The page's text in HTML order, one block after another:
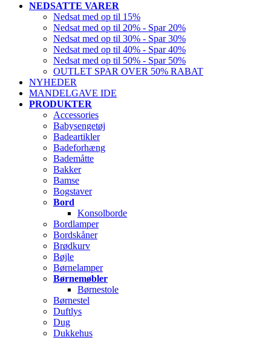
NEDSATTE VARER
Nedsat med op til 15%
Nedsat med op til 20% - Spar 20%
Nedsat med op til 30% - Spar 30%
Nedsat med op til 40% - Spar 40%
Nedsat med op til 50% - Spar 50%
OUTLET SPAR OVER 50% RABAT
NYHEDER
MANDELGAVE IDE
PRODUKTER
Accessories
Babysengetøj
Badeartikler
Badeforhæng
Bademåtte
Bakker
Bamse
Bogstaver
Bord
Konsolborde
Bordlamper
Bordskåner
Brødkurv
Bøjle
Børnelamper
Børnemøbler
Børnestole
Børnestel
Duftlys
Dug
Dukkehus